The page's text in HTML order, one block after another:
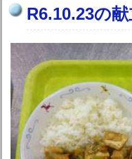
R6.10.23の